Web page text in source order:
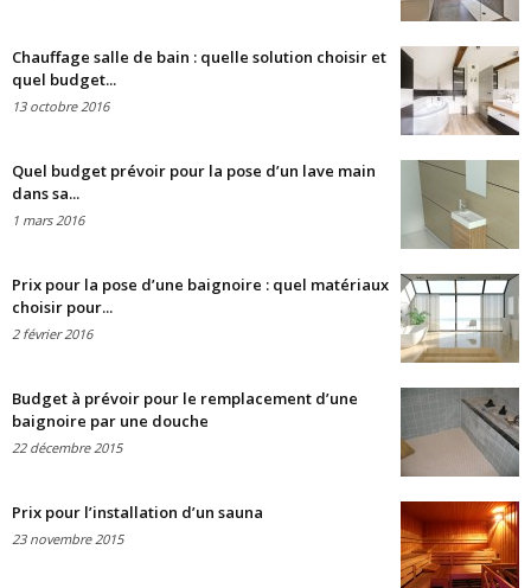
Chauffage salle de bain : quelle solution choisir et
quel budget...
13 octobre 2016
Quel budget prévoir pour la pose d’un lave main
dans sa...
1 mars 2016
Prix pour la pose d’une baignoire : quel matériaux
choisir pour...
2 février 2016
Budget à prévoir pour le remplacement d’une
baignoire par une douche
22 décembre 2015
Prix pour l’installation d’un sauna
23 novembre 2015